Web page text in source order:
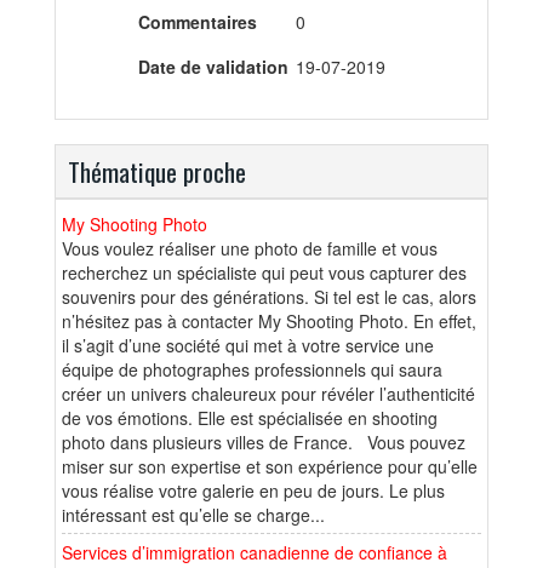
Commentaires
0
Date de validation 19-07-2019
Thématique proche
My Shooting Photo
Vous voulez réaliser une photo de famille et vous
recherchez un spécialiste qui peut vous capturer des
souvenirs pour des générations. Si tel est le cas, alors
n’hésitez pas à contacter My Shooting Photo. En effet,
il s’agit d’une société qui met à votre service une
équipe de photographes professionnels qui saura
créer un univers chaleureux pour révéler l’authenticité
de vos émotions. Elle est spécialisée en shooting
photo dans plusieurs villes de France. Vous pouvez
miser sur son expertise et son expérience pour qu’elle
vous réalise votre galerie en peu de jours. Le plus
intéressant est qu’elle se charge...
Services d’immigration canadienne de confiance à